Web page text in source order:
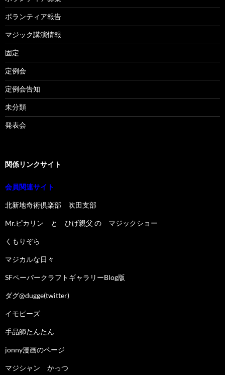
ボランティア報告
マジック講演情報
固定
定例会
定例会告知
未分類
発表会
関係リンクサイト
会員関連サイト
北新地奇術倶楽部 吹田支部
Mr.ピカリン と ひげ親父 の マジックショー
くもりぞら
マジカルな日々
SFペーパークラフトギャラリーBlog版
ダグ@dugge(twitter)
イモピーズ
手品師たんたん
jonny漫画のページ
マジシャン かっつ